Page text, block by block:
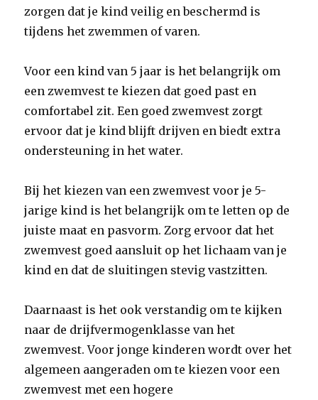
zorgen dat je kind veilig en beschermd is
tijdens het zwemmen of varen.
Voor een kind van 5 jaar is het belangrijk om
een zwemvest te kiezen dat goed past en
comfortabel zit. Een goed zwemvest zorgt
ervoor dat je kind blijft drijven en biedt extra
ondersteuning in het water.
Bij het kiezen van een zwemvest voor je 5-
jarige kind is het belangrijk om te letten op de
juiste maat en pasvorm. Zorg ervoor dat het
zwemvest goed aansluit op het lichaam van je
kind en dat de sluitingen stevig vastzitten.
Daarnaast is het ook verstandig om te kijken
naar de drijfvermogenklasse van het
zwemvest. Voor jonge kinderen wordt over het
algemeen aangeraden om te kiezen voor een
zwemvest met een hogere